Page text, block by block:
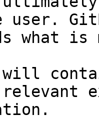
user.
what
will